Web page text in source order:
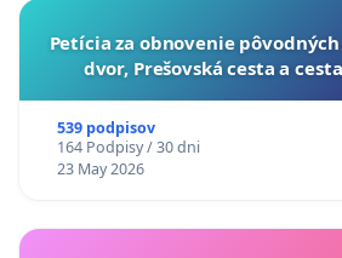
​Petícia za obnovenie
dvor, Prešovská cesta a
539 podpisov
164 Podpisy / 30 dni
23 May 2026